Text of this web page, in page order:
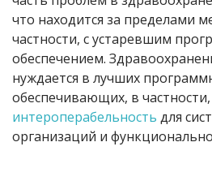
что находится за пределами
частности, с устаревшим
обеспечением.
нуждается в лучших
обеспечивающих, в частности,
интероперабельность для
организаций и